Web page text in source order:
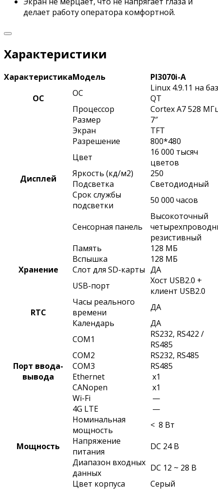
делает работу оператора комфортной.
Характеристики
ХарактеристикаМодель
PI3070i-A
ОС
ОС
Linux 4.9.11 на
QT
Процессор
Cortex A7 528
Дисплей
Размер
7″
Экран
TFT
Разрешение
800*480
Цвет
16 000 тысяч
цветов
Яркость (кд/м2)
250
Подсветка
Светодиодный
Срок службы
подсветки
50 000 часов
Сенсорная панель
Высокоточный
резистивный
Хранение
Память
128 МБ
Вспышка
128 МБ
Слот для SD-карты ДА
USB-порт
Хост USB2.0 +
клиент USB2.0
RTC
Часы реального
времени
ДА
Календарь
ДА
Порт ввода-
вывода
COM1
RS232, RS422 /
RS485
COM2
RS232, RS485
COM3
RS485
Ethernet
x1
CANopen
x1
Wi-Fi
—
4G LTE
—
Мощность
Номинальная
мощность
< 8 Вт
Напряжение
питания
DC 24 В
Диапазон входных
данных
DC 12 ~ 28 В
Цвет корпуса
Серый